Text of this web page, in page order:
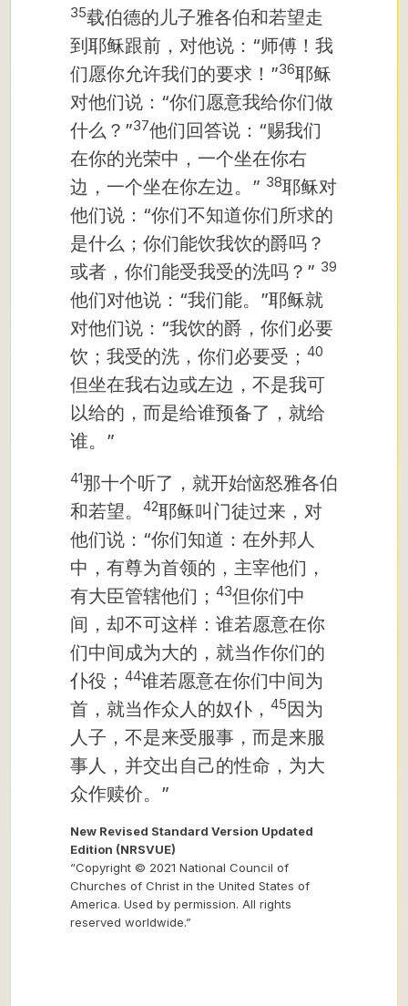
35载伯德的儿子雅各伯和若望走
到耶稣跟前，对他说：“师傅！我
们愿你允许我们的要求！”36耶稣
对他们说：“你们愿意我给你们做
什么？”37他们回答说：“赐我们
在你的光荣中，一个坐在你右
边，一个坐在你左边。” 38耶稣对
他们说：“你们不知道你们所求的
是什么；你们能饮我饮的爵吗？
或者，你们能受我受的洗吗？” 39
他们对他说：“我们能。”耶稣就
对他们说：“我饮的爵，你们必要
饮；我受的洗，你们必要受； 40
但坐在我右边或左边，不是我可
以给的，而是给谁预备了，就给
谁。”
41那十个听了，就开始恼怒雅各伯
和若望。
42耶稣叫门徒过来，对
他们说：“你们知道：在外邦人
中，有尊为首领的，主宰他们，
有大臣管辖他们； 43但你们中
间，却不可这样：谁若愿意在你
们中间成为大的，就当作你们的
仆役； 44谁若愿意在你们中间为
首，就当作众人的奴仆， 45因为
人子，不是来受服事，而是来服
事人，并交出自己的性命，为大
众作赎价。”
New Revised Standard Version Updated
Edition (NRSVUE)
“Copyright © 2021 National Council of
Churches of Christ in the United States of
America. Used by permission. All rights
reserved worldwide.”